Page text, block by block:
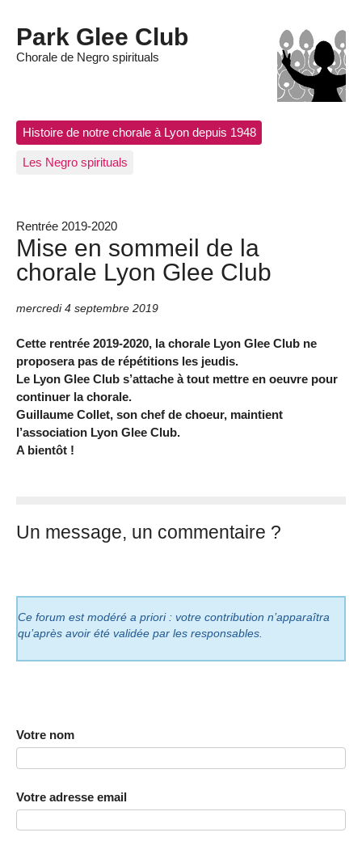
Park Glee Club
Chorale de Negro spirituals
Histoire de notre chorale à Lyon depuis 1948
Les Negro spirituals
Rentrée 2019-2020
Mise en sommeil de la
chorale Lyon Glee Club
mercredi 4 septembre 2019
Cette rentrée 2019-2020, la chorale Lyon Glee Club ne
proposera pas de répétitions les jeudis.
Le Lyon Glee Club s’attache à tout mettre en oeuvre pour
continuer la chorale.
Guillaume Collet, son chef de choeur, maintient
l’association Lyon Glee Club.
A bientôt !
Un message, un commentaire ?
Ce forum est modéré a priori : votre contribution n’apparaîtra
qu’après avoir été validée par les responsables.
Votre nom
Votre adresse email